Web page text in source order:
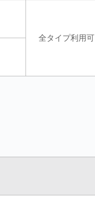
全タイプ利用可